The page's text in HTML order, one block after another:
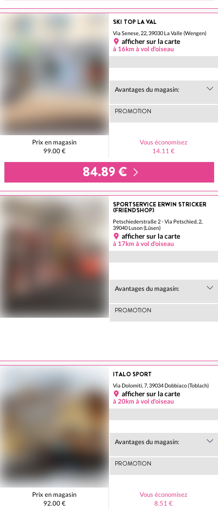
SKI TOP LA VAL
Via Senese, 22, 39030 La Valle (Wengen)
afficher sur la carte
à 16km à vol d'oiseau
Avantages du magasin:
PROMOTION
Prix en magasin
99.00 €
Vous économisez
14.11 €
84.89 €
SPORTSERVICE ERWIN STRICKER
(FRIENDSHOP)
Petschiederstraße 2 - Via Petschied, 2,
39040 Luson (Lüsen)
afficher sur la carte
à 17km à vol d'oiseau
Avantages du magasin:
PROMOTION
ITALO SPORT
Via Dolomiti, 7, 39034 Dobbiaco (Toblach)
afficher sur la carte
à 20km à vol d'oiseau
Avantages du magasin:
PROMOTION
Prix en magasin
92.00 €
Vous économisez
8.51 €